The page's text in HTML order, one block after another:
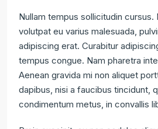
Nullam tempus sollicitudin cursus.
volutpat eu varius malesuada,
adipiscing erat. Curabitur
tempus congue. Nam pharetra
Aenean gravida mi non aliquet
dapibus, nisi a faucibus tincidunt,
condimentum metus, in convallis